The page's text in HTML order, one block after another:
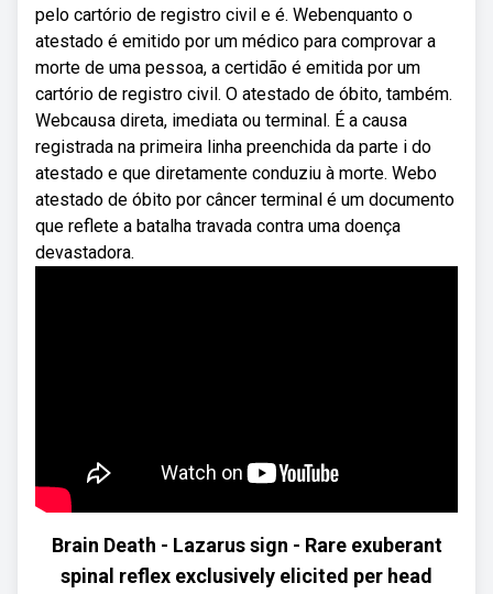
pelo cartório de registro civil e é. Webenquanto o
atestado é emitido por um médico para comprovar a
morte de uma pessoa, a certidão é emitida por um
cartório de registro civil. O atestado de óbito, também.
Webcausa direta, imediata ou terminal. É a causa
registrada na primeira linha preenchida da parte i do
atestado e que diretamente conduziu à morte. Webo
atestado de óbito por câncer terminal é um documento
que reflete a batalha travada contra uma doença
devastadora.
Brain Death - Lazarus sign - Rare exuberant
spinal reflex exclusively elicited per head